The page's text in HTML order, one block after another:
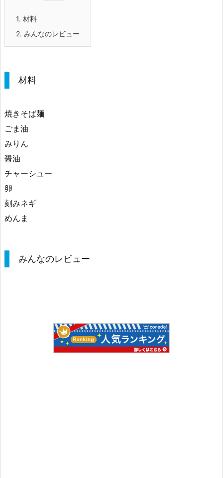
1. 材料
2. みんなのレビュー
材料
焼きそば麺
ごま油
みりん
醤油
チャーシュー
卵
刻みネギ
めんま
みんなのレビュー